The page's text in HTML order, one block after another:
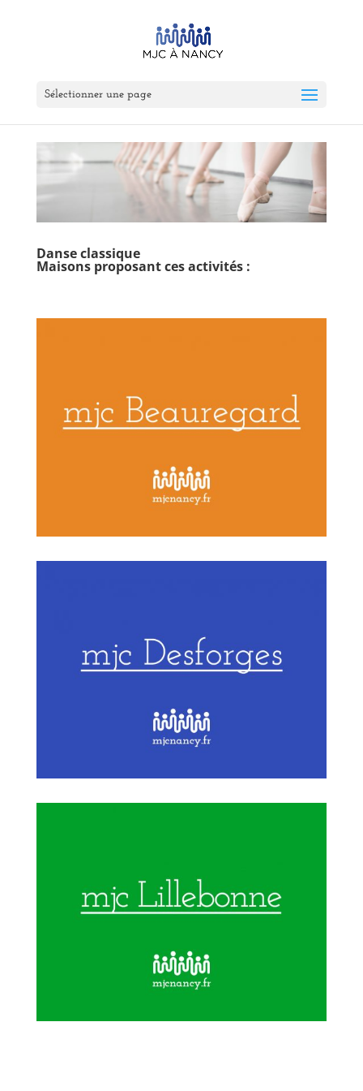
Sélectionner une page
Danse classique
Maisons proposant ces activités :